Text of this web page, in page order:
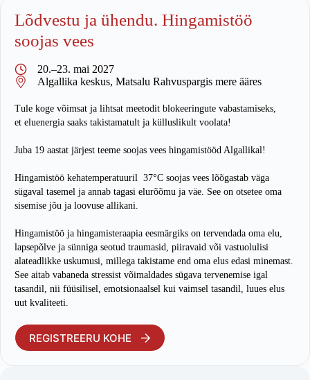
Lõdvestu ja ühendu. Hingamistöö
soojas vees
20.–23. mai 2027
Algallika keskus, Matsalu Rahvuspargis mere ääres
Tule koge võimsat ja lihtsat meetodit blokeeringute vabastamiseks,
et eluenergia saaks takistamatult ja külluslikult voolata!
Juba 19 aastat järjest teeme soojas vees hingamistööd Algallikal!
Hingamistöö kehatemperatuuril 37°C soojas vees lõõgastab väga
sügaval tasemel ja annab tagasi elurõõmu ja väe. See on otsetee oma
sisemise jõu ja loovuse allikani.
Hingamistöö ja hingamisteraapia eesmärgiks on tervendada oma elu,
lapsepõlve ja sünniga seotud traumasid, piiravaid või vastuolulisi
alateadlikke uskumusi, millega takistame end oma elus edasi minemast.
See aitab vabaneda stressist võimaldades sügava tervenemise igal
tasandil, nii füüsilisel, emotsionaalsel kui vaimsel tasandil, luues elus
uut kvaliteeti.
REGISTREERU KOHE